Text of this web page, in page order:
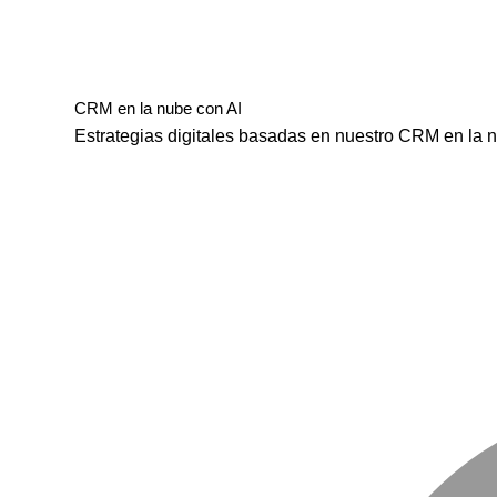
CRM en la nube con AI
Estrategias digitales basadas en nuestro CRM en la